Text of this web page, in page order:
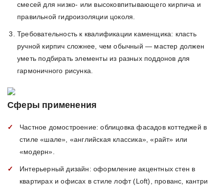
смесей для низко- или высоковпитывающего кирпича и
правильной гидроизоляции цоколя.
Требовательность к квалификации каменщика: класть
ручной кирпич сложнее, чем обычный — мастер должен
уметь подбирать элементы из разных поддонов для
гармоничного рисунка.
Сферы применения
Частное домостроение: облицовка фасадов коттеджей в
стиле «шале», «английская классика», «райт» или
«модерн».
Интерьерный дизайн: оформление акцентных стен в
квартирах и офисах в стиле лофт (Loft), прованс, кантри